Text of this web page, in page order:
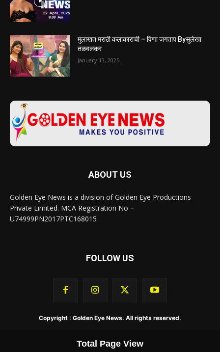
मुलाखत मराठी कलाकाराची – विणा जगताप Byसुलेखा
तळवलकर
January 13, 2025
ABOUT US
Golden Eye News is a division of Golden Eye Productions
Private Limited. MCA Registration No –
U74999PN2017PTC168015
FOLLOW US
Copyright : Golden Eye News. All rights reserved.
Total Page View